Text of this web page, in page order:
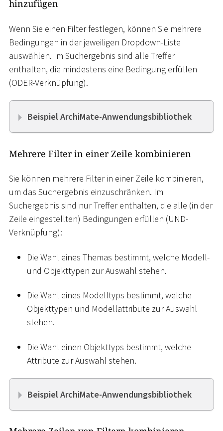
hinzufügen
Wenn Sie einen Filter festlegen, können Sie mehrere
Bedingungen in der jeweiligen Dropdown-Liste
auswählen. Im Suchergebnis sind alle Treffer
enthalten, die mindestens eine Bedingung erfüllen
(ODER-Verknüpfung).
Beispiel ArchiMate-Anwendungsbibliothek
Mehrere Filter in einer Zeile kombinieren
Sie können mehrere Filter in einer Zeile kombinieren,
um das Suchergebnis einzuschränken. Im
Suchergebnis sind nur Treffer enthalten, die alle (in der
Zeile eingestellten) Bedingungen erfüllen (UND-
Verknüpfung):
Die Wahl eines Themas bestimmt, welche Modell-
und Objekttypen zur Auswahl stehen.
Die Wahl eines Modelltyps bestimmt, welche
Objekttypen und Modellattribute zur Auswahl
stehen.
Die Wahl einen Objekttyps bestimmt, welche
Attribute zur Auswahl stehen.
Beispiel ArchiMate-Anwendungsbibliothek